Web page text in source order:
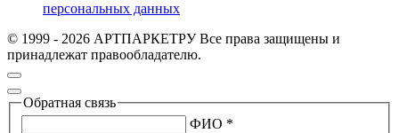
персональных данных
© 1999 - 2026 АРТПАРКЕТРУ Все права защищены и
принадлежат правообладателю.
Обратная связь
ФИО *